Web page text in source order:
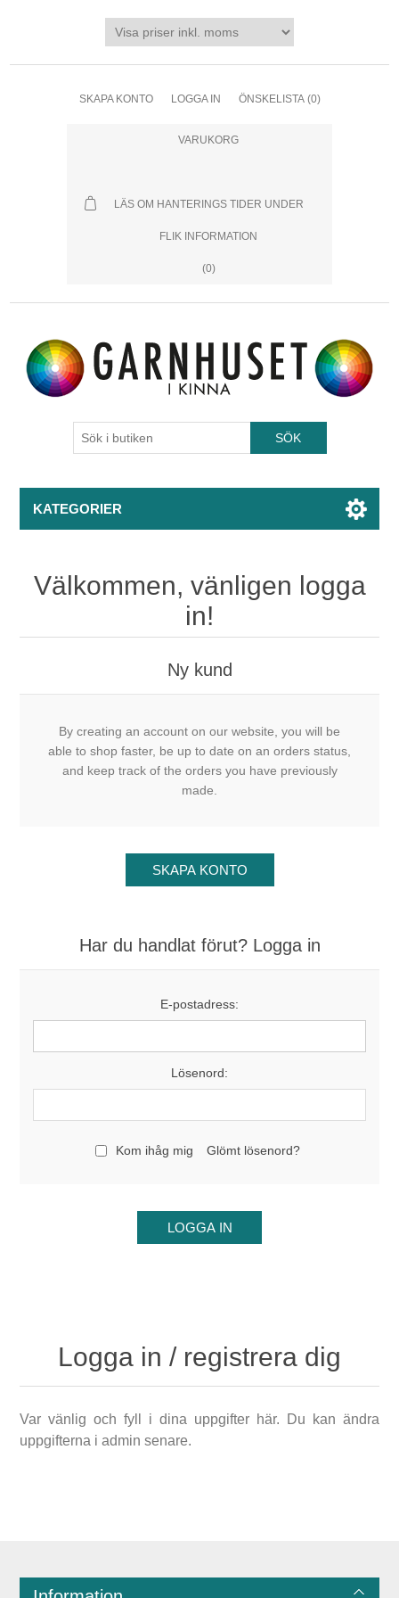
SKAPA KONTO LOGGA IN ÖNSKELISTA (0)
VARUKORG
LÄS OM HANTERINGS TIDER UNDER
FLIK INFORMATION
(0)
KATEGORIER
Välkommen, vänligen logga
in!
Ny kund
By creating an account on our website, you will be
able to shop faster, be up to date on an orders status,
and keep track of the orders you have previously
made.
Har du handlat förut? Logga in
E-postadress:
Lösenord:
Kom ihåg mig Glömt lösenord?
Logga in / registrera dig
Var vänlig och fyll i dina uppgifter här. Du kan ändra
uppgifterna i admin senare.